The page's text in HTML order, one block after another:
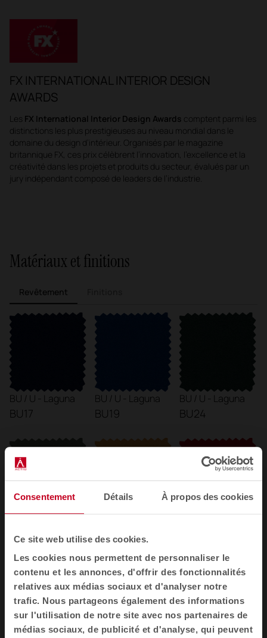
Consentement Détails À propos des cookies
Ce site web utilise des cookies.
Les cookies nous permettent de personnaliser le
contenu et les annonces, d'offrir des fonctionnalités
relatives aux médias sociaux et d'analyser notre
trafic. Nous partageons également des informations
sur l'utilisation de notre site avec nos partenaires de
médias sociaux, de publicité et d'analyse, qui peuvent
FX INTERNATIONAL INTERIOR DESIGN
AWARDS
Les FX International Interior Design Awards comptent parmi les
distinctions les plus prestigieuses au niveau mondial dans le
domaine du design d’intérieur. Organisés par le magazine
britannique FX, ces prix célèbrent l’innovation, l’excellence et la
créativité dans les projets et produits du secteur, évalués par un
jury indépendant composé de leaders de l’industrie.
Matériaux et finitions
Revêtement
BU / U - Laguna
BU17
BU / U - Laguna
BU19
BU / U - Laguna
BU24
BU23 BU21